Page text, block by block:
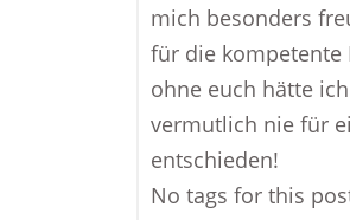
mich besonders
für die kompetente
ohne euch hätte
vermutlich nie für
entschieden!
No tags for this